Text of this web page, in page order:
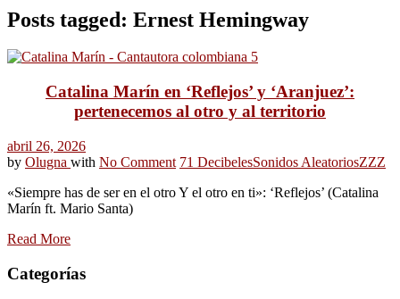
Posts tagged: Ernest Hemingway
Catalina Marín en ‘Reflejos’ y ‘Aranjuez’:
pertenecemos al otro y al territorio
abril 26, 2026
by Olugna with No Comment 71 DecibelesSonidos AleatoriosZZZ
«Siempre has de ser en el otro Y el otro en ti»: ‘Reflejos’ (Catalina
Marín ft. Mario Santa)
Read More
Categorías